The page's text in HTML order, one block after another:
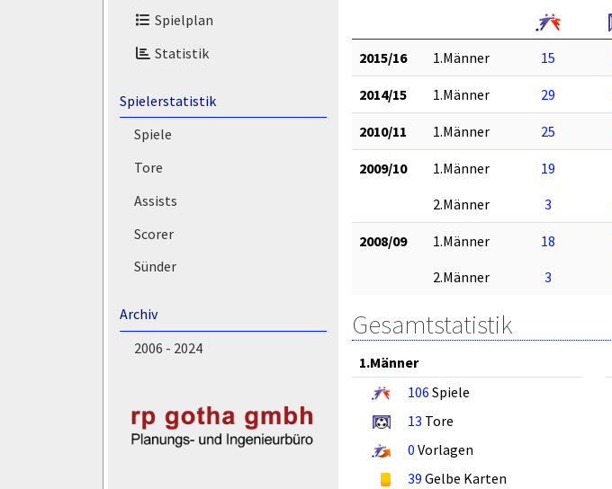
Spielplan
Statistik
Spielerstatistik
Spiele
Tore
Assists
Scorer
Sünder
Archiv
2006 - 2024
2015/16 1.Männer 15
2014/15 1.Männer 29
2010/11 1.Männer 25
2009/10 1.Männer 19
2.Männer
3
2008/09 1.Männer 18
2.Männer
3
Gesamtstatistik
1.Männer
106 Spiele
13 Tore
0 Vorlagen
39 Gelbe Karten